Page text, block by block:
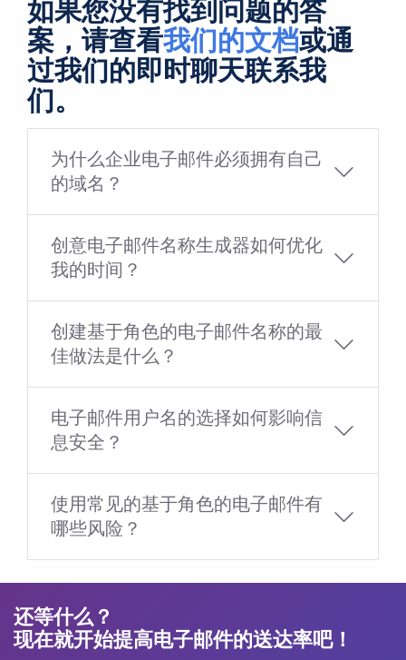
如果您没有找到问题的答
案，请查看我们的文档或通
过我们的即时聊天联系我
们。
为什么企业电子邮件必须拥有自己
的域名？
创意电子邮件名称生成器如何优化
我的时间？
创建基于角色的电子邮件名称的最
佳做法是什么？
电子邮件用户名的选择如何影响信
息安全？
使用常见的基于角色的电子邮件有
哪些风险？
还等什么？
现在就开始提高电子邮件的送达率吧！